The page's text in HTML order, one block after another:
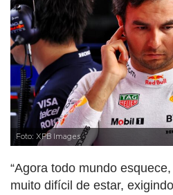
Foto: XPB Images
“Agora todo mundo
muito difícil de estar,